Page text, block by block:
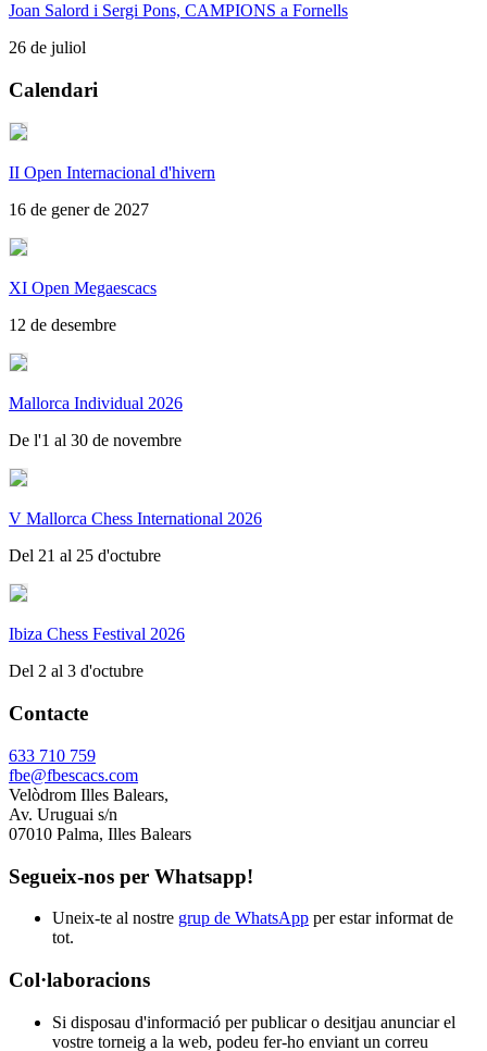
Joan Salord i Sergi Pons, CAMPIONS a Fornells
26 de juliol
Calendari
II Open Internacional d'hivern
16 de gener de 2027
XI Open Megaescacs
12 de desembre
Mallorca Individual 2026
De l'1 al 30 de novembre
V Mallorca Chess International 2026
Del 21 al 25 d'octubre
Ibiza Chess Festival 2026
Del 2 al 3 d'octubre
Contacte
633 710 759
fbe@fbescacs.com
Velòdrom Illes Balears,
Av. Uruguai s/n
07010 Palma, Illes Balears
Segueix-nos per Whatsapp!
Uneix-te al nostre grup de WhatsApp per estar informat de
tot.
Col·laboracions
Si disposau d'informació per publicar o desitjau anunciar el
vostre torneig a la web, podeu fer-ho enviant un correu